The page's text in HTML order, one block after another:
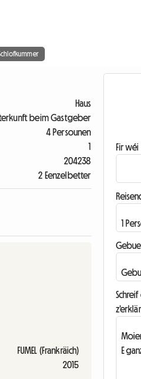
Haus
beim Gastgeber
4 Persounen
1
204238
2 Eenzelbetter
FUMEL (Frankräich)
2015
Fir